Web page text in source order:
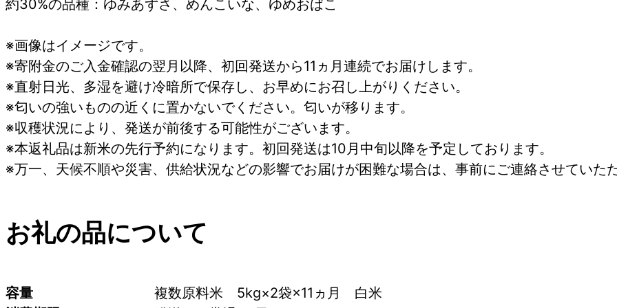
約30%の品種：ゆみあずさ、めんこいな、ゆめおばこ
※画像はイメージです。
※寄附金のご入金確認の翌月以降、初回発送から11ヵ月連続でお届けします。
※直射日光、多湿を避け冷暗所で保存し、お早めにお召し上がりください。
※匂いの強いものの近くに置かないでください。匂いが移ります。
※収穫状況により、発送が前後する可能性がございます。
※本返礼品は新米の先行予約になります。初回発送は10月中旬以降を予定しております。
※万一、天候不順や災害、供給状況などの影響でお届けが困難な場合は、事前にご連絡させていただ
お礼の品について
容量
複数原料米　5kg×2袋×11ヵ月　白米